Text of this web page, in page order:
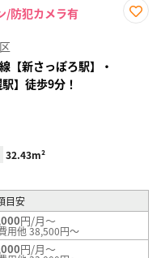
/防犯カメラ有
【新さっぽろ駅】・
】徒歩9分！
32.43m²
目安
円/月～
用他 38,500円～
円/月～